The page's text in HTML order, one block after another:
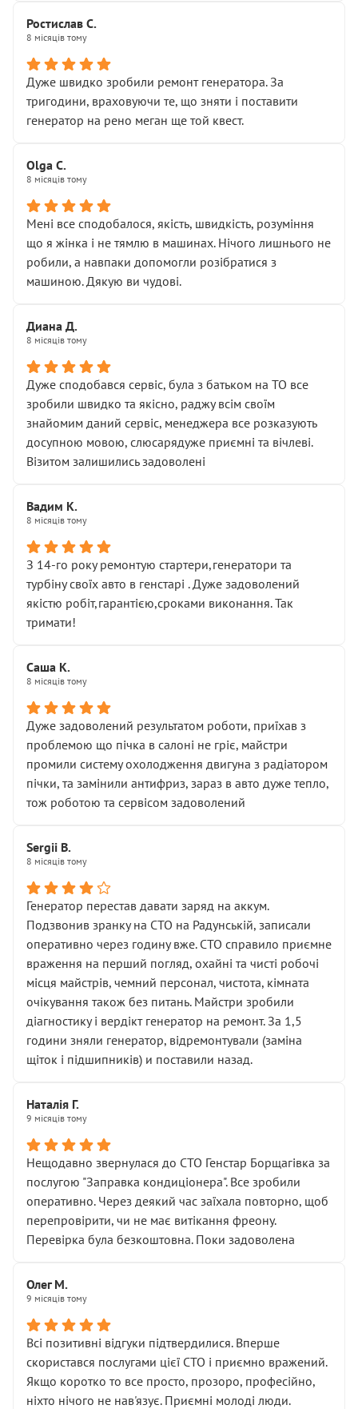
Хотілося б більше:
• належної уваги до авто
• прозорості в роботах і рахунках
• реальної діагностики, а не формального
“подивились і поїхав”
На жаль, складається враження, що сервіс працює не
Стосовно комунікації - все добре
звертатися до цього автосервісу.
Ростислав С.
8 місяців тому
Дуже швидко зробили ремонт генератора. За
тригодини, враховуючи те, що зняти і поставити
генератор на рено меган ще той квест.
Olga С.
8 місяців тому
Мені все сподобалося, якість, швидкість, розуміння
що я жінка і не тямлю в машинах. Нічого лишнього не
робили, а навпаки допомогли розібратися з
машиною. Дякую ви чудові.
Диана Д.
8 місяців тому
Дуже сподобався сервіс, була з батьком на ТО все
зробили швидко та якісно, раджу всім своїм
знайомим даний сервіс, менеджера все розказують
досупною мовою, слюсарядуже приємні та вічлеві.
Візитом залишились задоволені
Вадим К.
8 місяців тому
З 14-го року ремонтую стартери,генератори та
турбіну своїх авто в генстарі . Дуже задоволений
якістю робіт,гарантією,сроками виконання. Так
тримати!
Саша К.
8 місяців тому
Дуже задоволений результатом роботи, приїхав з
проблемою що пічка в салоні не гріє, майстри
промили систему охолодження двигуна з радіатором
пічки, та замінили антифриз, зараз в авто дуже тепло,
тож роботою та сервісом задоволений
Sergii B.
8 місяців тому
Генератор перестав давати заряд на аккум.
Подзвонив зранку на СТО на Радунській, записали
оперативно через годину вже. СТО справило приємне
враження на перший погляд, охайні та чисті робочі
місця майстрів, чемний персонал, чистота, кімната
очікування також без питань. Майстри зробили
діагностику і вердікт генератор на ремонт. За 1,5
години зняли генератор, відремонтували (заміна
щіток і підшипників) и поставили назад.
Наталія Г.
9 місяців тому
Нещодавно звернулася до СТО Генстар Борщагівка за
послугою "Заправка кондиціонера". Все зробили
оперативно. Через деякий час заїхала повторно, щоб
перепровірити, чи не має витікання фреону.
Перевірка була безкоштовна. Поки задоволена
Олег М.
9 місяців тому
Всі позитивні відгуки підтвердилися. Вперше
скористався послугами цієї СТО і приємно вражений.
Якщо коротко то все просто, прозоро, професійно,
ніхто нічого не нав'язує. Приємні молоді люди.